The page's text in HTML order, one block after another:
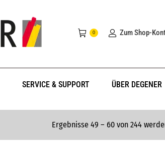
0 Zum Shop-
SERVICE & SUPPORT ÜBER DEGENER
Ergebnisse 49 – 60 von 244